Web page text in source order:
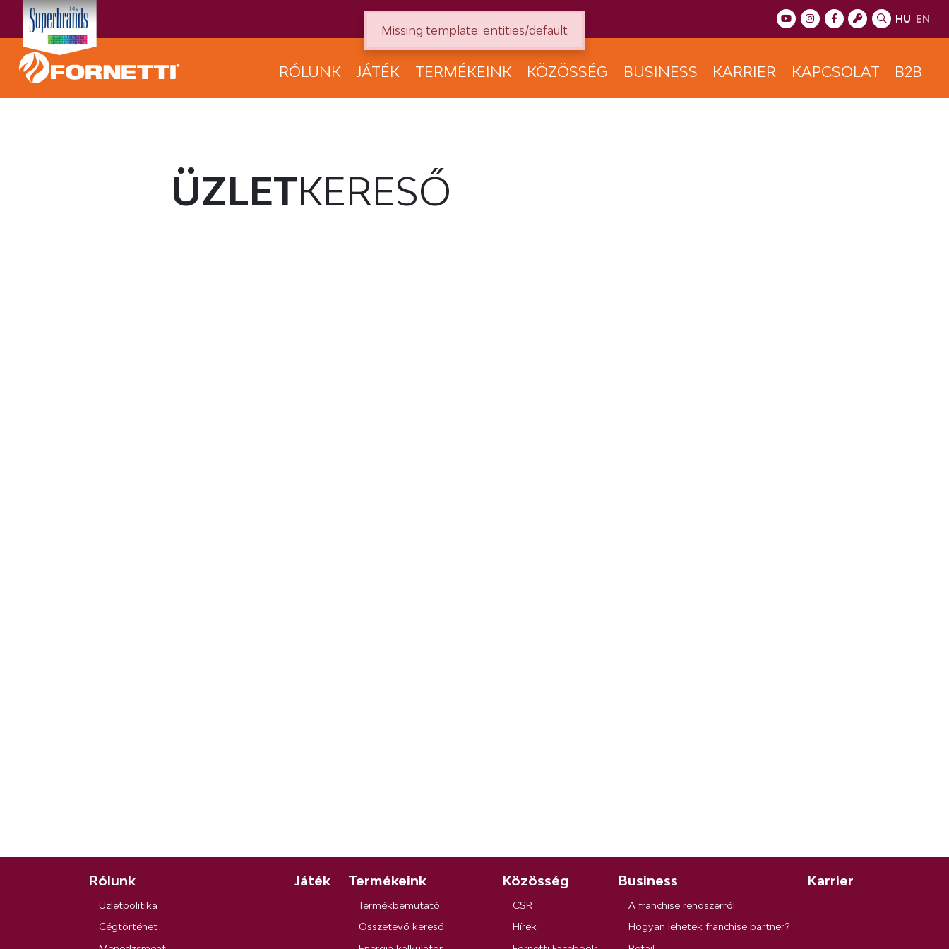
HU EN
RÓLUNK JÁTÉK TERMÉKEINK KÖZÖSSÉG BUSINESS KARRIER KAPCSOLAT B2B
ÜZLETKERESŐ
Rólunk
Üzletpolitika
Cégtörténet
Játék Termékeink
Termékbemutató
Összetevő kereső
Közösség
CSR
Hírek
Business
A franchise rendszerről
Hogyan lehetek franchise partner?
Karrier
Missing template: entities/default